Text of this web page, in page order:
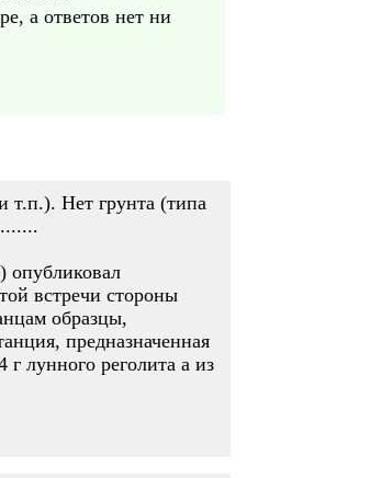
а ответов нет ни
т.п.). Нет грунта (типа
опубликовал
встречи стороны
образцы,
предназначенная
лунного реголита а из